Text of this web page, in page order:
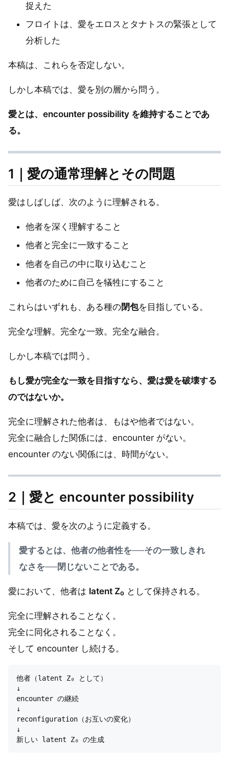
捉えた
フロイトは、愛をエロスとタナトスの緊張として
分析した
本稿は、これらを否定しない。
しかし本稿では、愛を別の層から問う。
愛とは、encounter possibility を維持することであ
る。
1｜愛の通常理解とその問題
愛はしばしば、次のように理解される。
他者を深く理解すること
他者と完全に一致すること
他者を自己の中に取り込むこと
他者のために自己を犠牲にすること
これらはいずれも、ある種の閉包を目指している。
完全な理解。完全な一致。完全な融合。
しかし本稿では問う。
もし愛が完全な一致を目指すなら、愛は愛を破壊する
のではないか。
完全に理解された他者は、もはや他者ではない。
完全に融合した関係には、encounter がない。
encounter のない関係には、時間がない。
2｜愛と encounter possibility
本稿では、愛を次のように定義する。
愛するとは、他者の他者性を──その一致しきれ
なさを──閉じないことである。
愛において、他者は latent Z₀ として保持される。
完全に理解されることなく。
完全に同化されることなく。
そして encounter し続ける。
他者（latent Z₀ として）
↓
encounter の継続
↓
reconfiguration（お互いの変化）
↓